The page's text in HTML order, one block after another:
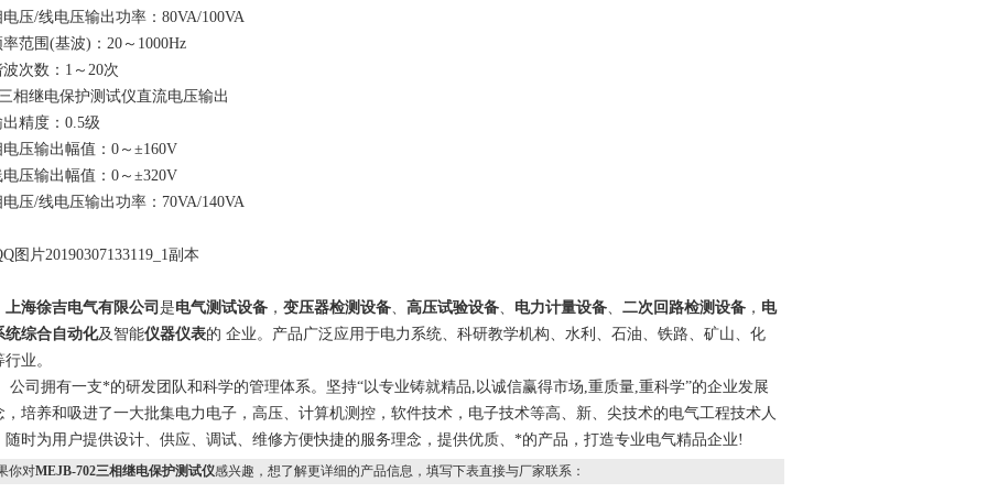
压/线电压输出功率：80VA/100VA
范围(基波)：20～1000Hz
次数：1～20次
相继电保护测试仪直流电压输出
精度：0.5级
压输出幅值：0～±160V
压输出幅值：0～±320V
压/线电压输出功率：70VA/140VA
上海徐吉电气有限公司 是电气测试设备 ， 变压器检测设备、 高压试验设备、 电力计量设备、 二次回路检测设备 ， 电
统综合自动化及智能仪器仪表的 企业。产品广泛应用于电力系统、科研教学机构、水利、石油、铁路、矿山、化
业。
拥有一支*的研发团队和科学的管理体系。坚持“以专业铸就精品,以诚信赢得市场,重质量,重科学”的企业发展
，培养和吸进了一大批集电力电子，高压、计算机测控，软件技术，电子技术等高、新、尖技术的电气工程技术人
随时为用户提供设计、供应、调试、维修方便快捷的服务理念，提供优质、*的产品，打造专业电气精品企业!
对MEJB-702三相继电保护测试仪感兴趣，想了解更详细的产品信息，填写下表直接与厂家联系：